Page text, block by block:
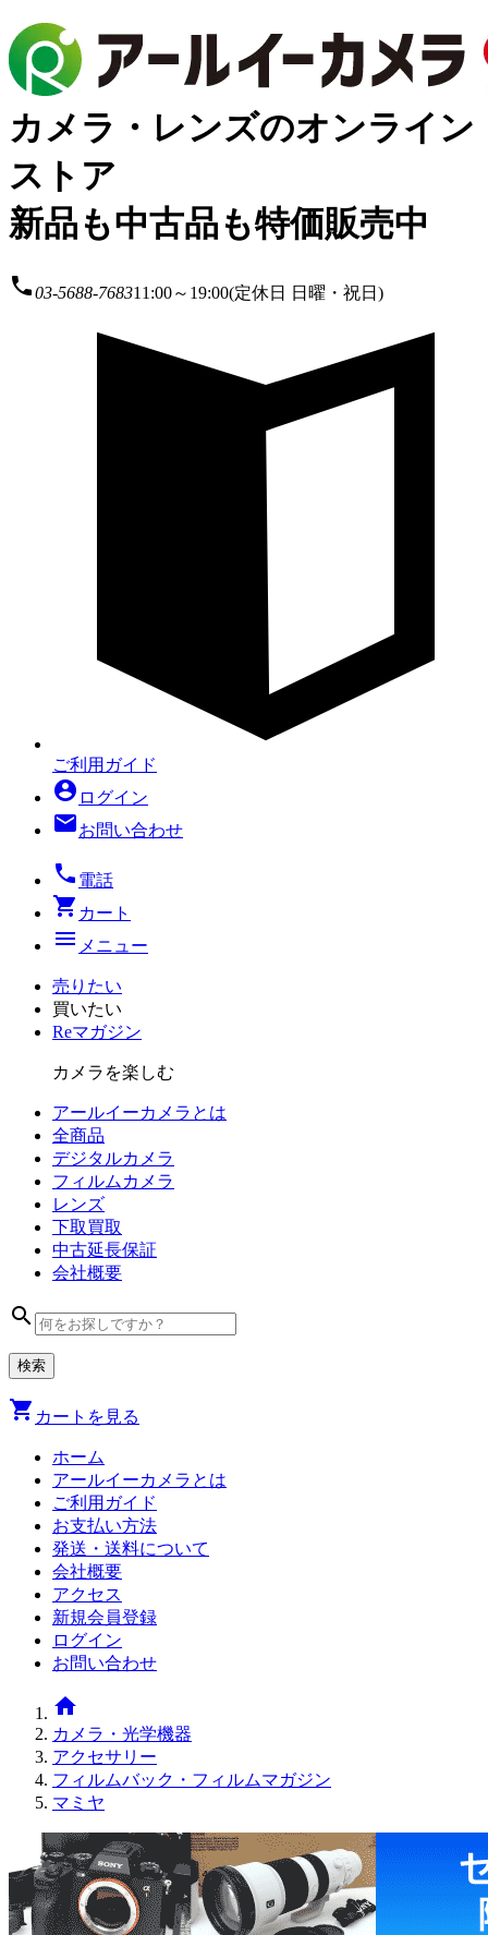
カメラ・レンズのオンライン
ストア
新品も中古品も特価販売中
local_phone03-5688-768311:00～19:00(定休日 日曜・祝日)
ご利用ガイド
account_circle ログイン
mailお問い合わせ
local_phone 電話
shopping_cart カート
menu メニュー
売りたい
買いたい
Reマガジン
カメラを楽しむ
アールイーカメラとは
全商品
デジタルカメラ
フィルム カメラ
レンズ
下取買取
中古延長保証
会社概要
search
shopping_cart カートを見る
ホーム
アールイーカメラとは
ご利用ガイド
お支払い方法
発送・送料について
会社概要
アクセス
新規会員登録
ログイン
お問い合わせ
home
カメラ・光学機器
アクセサリー
フィルムバック・フィルムマガジン
マミヤ